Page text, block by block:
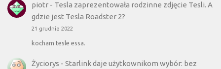
piotr- Tesla zaprezentowała rodzinne zdjęcie Tesli. A
gdzie jest Tesla Roadster 2?
21 grudnia 2022
kocham tesle essa.
Życiorys - Starlink daje użytkownikom wybór: bez